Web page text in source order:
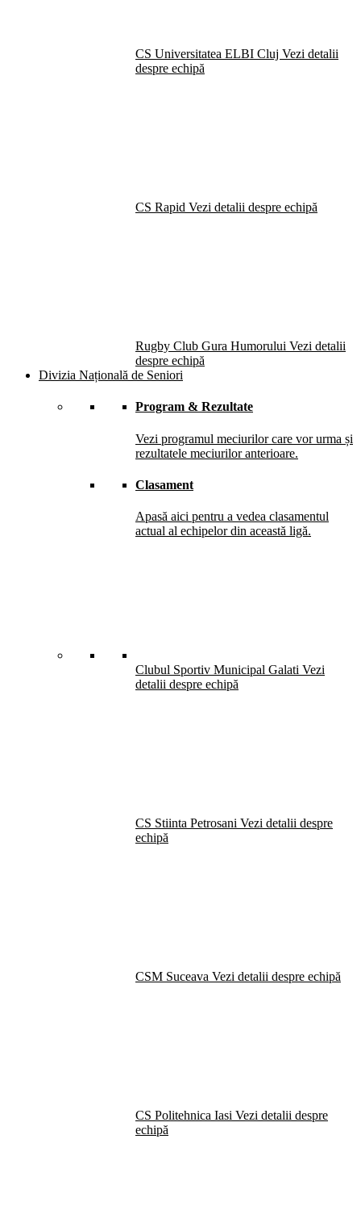
CS Universitatea ELBI Cluj Vezi detalii
despre echipă
CS Rapid Vezi detalii despre echipă
Rugby Club Gura Humorului Vezi detalii
despre echipă
Divizia Națională de Seniori
Program & Rezultate
Vezi programul meciurilor care vor urma și
rezultatele meciurilor anterioare.
Clasament
Apasă aici pentru a vedea clasamentul
actual al echipelor din această ligă.
Clubul Sportiv Municipal Galati Vezi
detalii despre echipă
CS Stiinta Petrosani Vezi detalii despre
echipă
CSM Suceava Vezi detalii despre echipă
CS Politehnica Iasi Vezi detalii despre
echipă